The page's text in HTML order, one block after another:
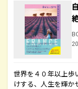
世界を４０年以上歩
けする、人生を輝